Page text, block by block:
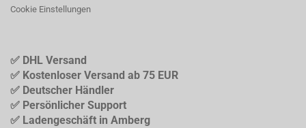
Cookie Einstellungen
✅ DHL Versand
✅ Kostenloser Versand ab 75 EUR
✅ Deutscher Händler
✅ Persönlicher Support
✅ Ladengeschäft in Amberg